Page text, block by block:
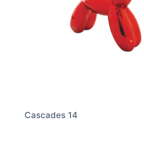
Cascades 14